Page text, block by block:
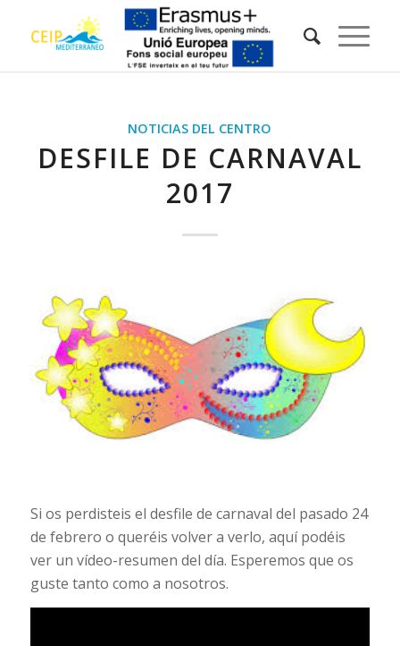
NOTICIAS DEL CENTRO
DESFILE DE CARNAVAL
2017
Si os perdisteis el desfile de carnaval del pasado 24
de febrero o queréis volver a verlo, aquí podéis
ver un vídeo-resumen del día. Esperemos que os
guste tanto como a nosotros.